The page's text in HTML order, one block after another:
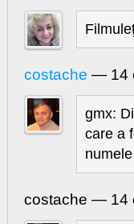
costache — 14
gmx:
care a
costache — 14